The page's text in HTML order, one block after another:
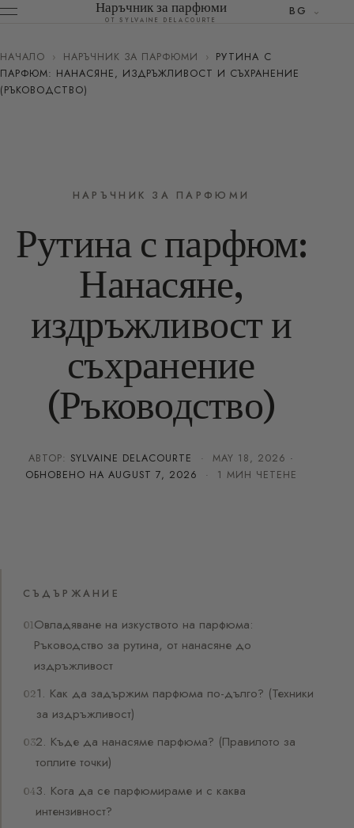
Наръчник за парфюми
ОТ SYLVAINE DELACOURTE
BG
НАЧАЛО › НАРЪЧНИК ЗА ПАРФЮМИ › РУТИНА С
ПАРФЮМ: НАНАСЯНЕ, ИЗДРЪЖЛИВОСТ И СЪХРАНЕНИЕ
(РЪКОВОДСТВО)
НАРЪЧНИК ЗА ПАРФЮМИ
Рутина с парфюм:
Нанасяне,
издръжливост и
съхранение
(Ръководство)
АВТОР: SYLVAINE DELACOURTE · MAY 18, 2026 ·
ОБНОВЕНО НА AUGUST 7, 2026 · 1 МИН ЧЕТЕНЕ
СЪДЪРЖАНИЕ
Овладяване на изкуството на парфюма:
Ръководство за рутина, от нанасяне до
издръжливост
1. Как да задържим парфюма по-дълго? (Техники
за издръжливост)
2. Къде да нанасяме парфюма? (Правилото за
топлите точки)
3. Кога да се парфюмираме и с каква
интензивност?